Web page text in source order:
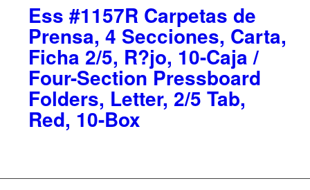
Ess #1157R Carpetas de
Prensa, 4 Secciones, Carta,
Ficha 2/5, R?jo, 10-Caja /
Four-Section Pressboard
Folders, Letter, 2/5 Tab,
Red, 10-Box